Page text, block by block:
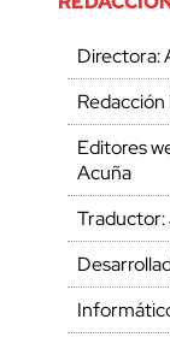
Directora:
Editores
Acuña
Traductor: